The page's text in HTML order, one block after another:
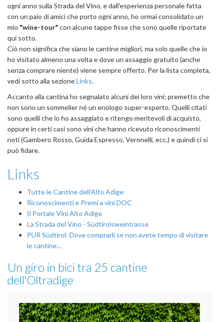
ogni anno sulla Strada del Vino, e dall'esperienza personale fatta
con un paio di amici che porto ogni anno, ho ormai consolidato un
mio "wine-tour" con alcune tappe fisse che sono quelle riportate
qui sotto.
Ciò non significa che siano le cantine migliori, ma solo quelle che io
ho visitato almeno una volta e dove un assaggio gratuito (anche
senza comprare niente) viene sempre offerto. Per la lista completa,
vedi sotto alla sezioneLinks.
Accanto alla cantina ho segnalato alcuni dei loro vini; premetto che
non sono un sommelier né un enologo super-esperto. Quelli citati
sono quelli che io ho assaggiato e ritengo meritevoli di acquisto,
oppure in certi casi sono vini che hanno ricevuto riconoscimenti
noti (Gambero Rosso, Guida Espresso, Veronelli, ecc.) e quindi ci si
può fidare.
Links
Tutte le Cantine dell'Alto Adige
Riconoscimenti e Premi a vini DOC
Il Portale Vini Alto Adige
La Strada del Vino - Südtirolsweintrasse
PUR Südtirol: Dove comprarli se non avete tempo di visitare
le cantine...
Un giro in bici tra 25 cantine
dell'Oltradige